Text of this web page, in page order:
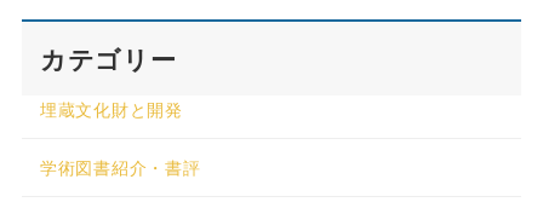
カテゴリー
埋蔵文化財と開発
学術図書紹介・書評